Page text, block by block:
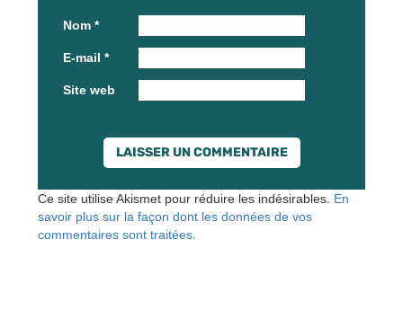
Nom *
E-mail *
Site web
Ce site utilise Akismet pour réduire les indésirables. En
savoir plus sur la façon dont les données de vos
commentaires sont traitées